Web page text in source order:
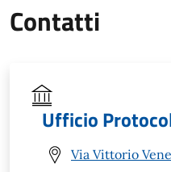
Contatti
Ufficio
Via Vittorio